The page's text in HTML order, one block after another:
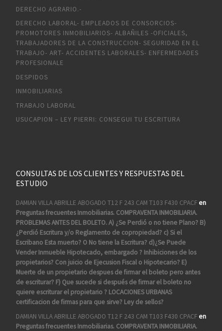
DERECHO AGRARIO.-
DERECHO LABORAL- EMPLEADOS DE CONSORCIOS-
PROMOTORES INMOBILIARIOS- ALBAÑILES -OFICIALES,
TRABAJADORES DE LA CONSTRUCCION- SEGURIDAD EN EL
TRABAJO- ART- ACCIDENTES LABORALES- ENFERMEDADES
PROFESIONALE
DESPIDOS
INMOBILIARIAS
TRABAJO LABORAL
USUCAPION – LEY PIERRI: CONSEGUI TU ESCRITURA
CONSULTAS DE LOS CLIENTES Y RESPUESTAS DEL
ESTUDIO
DAMIAN VILLA ABRILLE ABOGADO T12 F 243 CAM T103 F430 CPACFen
Preguntas frecuentes Inmobiliarias. COMPRAVENTA INMOBILIARIA.
PROBLEMAS ANTES DEL BOLETO. A) ¿Se Perdió o no tiene Plano? B)
¿Perdió Escritura y/o Reglamento de copropiedad? c) Si el
Escribano Esta muerto? O No tiene la Escritura? d)¿Se Puede
Vender Inmueble Hipotecado, embargado ? Inhibiciones de los
propietarios? Con juicio de Ejecusion Fiscal o Hipotecario? E)
Muerte de un propietario despues de firmar el boleto pero antes
de escriturar? F) Que sucede si después de firmar el boleto no
quiere escriturar el propietario ? LOCACIONES URBANAS
certificacion de firmas para que sirve? Ley de sellos?
DAMIAN VILLA ABRILLE ABOGADO T12 F 243 CAM T103 F430 CPACFen
Preguntas frecuentes Inmobiliarias. COMPRAVENTA INMOBILIARIA.